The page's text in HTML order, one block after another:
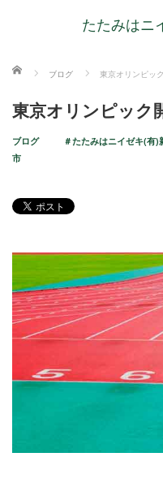
たたみはニ
ホーム ブログ 東京オリンピッ
東京オリンピック
ブログ ＃たたみはニイゼキ(有)
市